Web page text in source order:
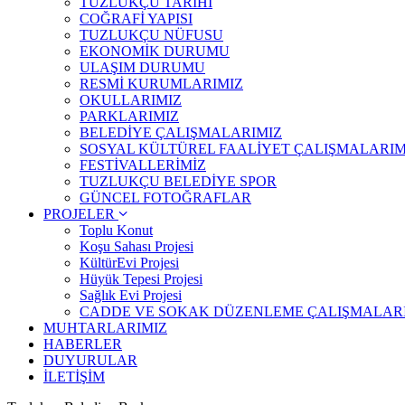
COĞRAFİ YAPISI
TUZLUKÇU NÜFUSU
EKONOMİK DURUMU
ULAŞIM DURUMU
RESMİ KURUMLARIMIZ
OKULLARIMIZ
PARKLARIMIZ
BELEDİYE ÇALIŞMALARIMIZ
SOSYAL KÜLTÜREL FAALİYET
FESTİVALLERİMİZ
TUZLUKÇU BELEDİYE SPOR
GÜNCEL FOTOĞRAFLAR
PROJELER
Toplu Konut
Koşu Sahası Projesi
KültürEvi Projesi
Hüyük Tepesi Projesi
Sağlık Evi Projesi
CADDE VE SOKAK DÜZENLEME
MUHTARLARIMIZ
HABERLER
DUYURULAR
İLETİŞİM